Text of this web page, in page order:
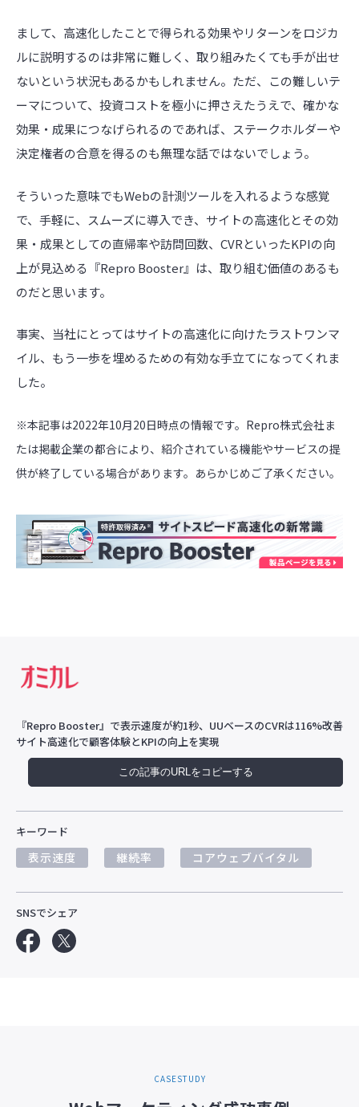
まして、高速化したことで得られる効果やリターンをロジカ
ルに説明するのは非常に難しく、取り組みたくても手が出せ
ないという状況もあるかもしれません。ただ、この難しいテ
ーマについて、投資コストを極小に押さえたうえで、確かな
効果・成果につなげられるのであれば、ステークホルダーや
決定権者の合意を得るのも無理な話ではないでしょう。
そういった意味でもWebの計測ツールを入れるような感覚
で、手軽に、スムーズに導入でき、サイトの高速化とその効
果・成果としての直帰率や訪問回数、CVRといったKPIの向
上が見込める『Repro Booster』は、取り組む価値のあるも
のだと思います。
事実、当社にとってはサイトの高速化に向けたラストワンマ
イル、もう一歩を埋めるための有効な手立てになってくれま
した。
※本記事は2022年10月20日時点の情報です。Repro株式会社ま
たは掲載企業の都合により、紹介されている機能やサービスの提
供が終了している場合があります。あらかじめご了承ください。
『Repro Booster』で表示速度が約1秒、UUベースのCVRは116%改善
サイト高速化で顧客体験とKPIの向上を実現
この記事のURLをコピーする
キーワード
表示速度 継続率 コアウェブバイタル
SNSでシェア
CASESTUDY